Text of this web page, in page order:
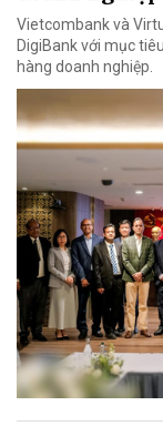
Vietcombank và
DigiBank với mục
hàng doanh nghiệp.